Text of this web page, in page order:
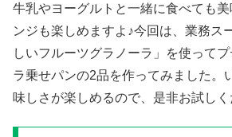
牛乳やヨーグルトと一緒に食べても
ンジも楽しめますよ♪今回は、業務ス
しいフルーツグラノーラ」を使って
ラ乗せパンの2品を作ってみました。
味しさが楽しめるので、是非お試しく